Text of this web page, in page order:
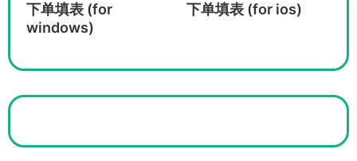
下单填表 (for
windows)
下单填表 (for ios)